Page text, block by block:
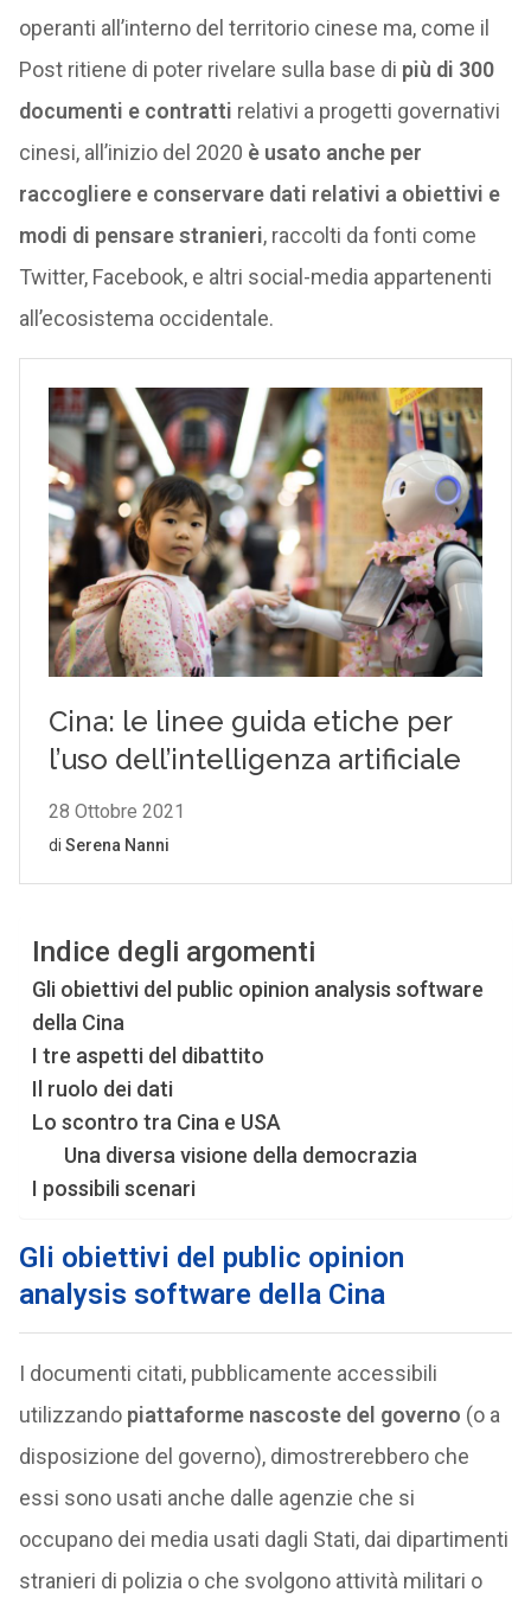
operanti all’interno del territorio cinese ma, come il
Post ritiene di poter rivelare sulla base di più di 300
documenti e contratti relativi a progetti governativi
cinesi, all’inizio del 2020 è usato anche per
raccogliere e conservare dati relativi a obiettivi e
modi di pensare stranieri, raccolti da fonti come
Twitter, Facebook, e altri social-media appartenenti
all’ecosistema occidentale.
Indice degli argomenti
Gli obiettivi del public opinion analysis software
della Cina
I tre aspetti del dibattito
Il ruolo dei dati
Lo scontro tra Cina e USA
Una diversa visione della democrazia
I possibili scenari
Gli obiettivi del public opinion
analysis software della Cina
I documenti citati, pubblicamente accessibili
utilizzando piattaforme nascoste del governo (o a
disposizione del governo), dimostrerebbero che
essi sono usati anche dalle agenzie che si
occupano dei media usati dagli Stati, dai dipartimenti
stranieri di polizia o che svolgono attività militari o